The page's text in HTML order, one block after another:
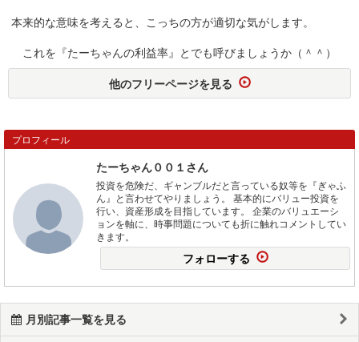
本来的な意味を考えると、こっちの方が適切な気がします。
これを『たーちゃんの利益率』とでも呼びましょうか（＾＾）
他のフリーページを見る
プロフィール
たーちゃん００１さん
投資を危険だ、ギャンブルだと言っている奴等を『ぎゃふ
ん』と言わせてやりましょう。 基本的にバリュー投資を
行い、資産形成を目指しています。 企業のバリュエーシ
ョンを軸に、時事問題についても折に触れコメントしてい
きます。
フォローする
月別記事一覧を見る